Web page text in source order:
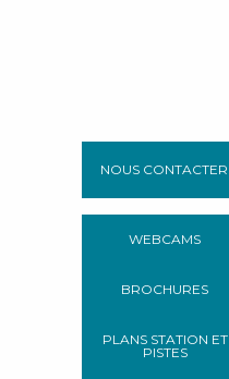
NOUS CONTACTER
WEBCAMS
BROCHURES
PLANS STATION ET
PISTES